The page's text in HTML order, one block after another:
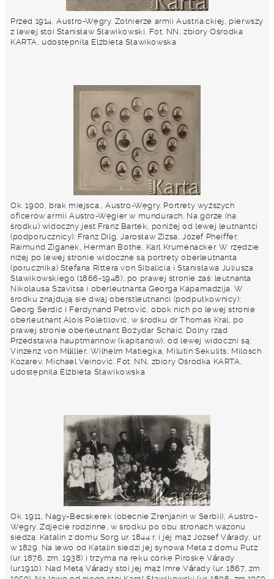
Przed 1914, Austro-Węgry. Żołnierze armii Austria.ckiej, pierwszy
z lewej stoi Stanisław Sławikowski. Fot. NN, zbiory Ośrodka
KARTA, udostępniła Elżbieta Sławikowska
Ok. 1900, brak miejsca., Austro-Węgry. Portrety wyższych
oficerów armii Austro-Węgier w mundurach. Na górze (na
środku) widoczny jest Franz Bartek, poniżej od lewej leutnantci
(podporucznicy): Franz Dilg, Jarosław Zizsa, Józef Pheiffer,
Raimund Ziganek, Herman Bothe, Karl Krumenacker. W rzędzie
niżej po lewej stronie widoczne są portrety oberleutnanta
(porucznika) Stefana Rittera von Sibalicia i Stanisława Juliusza
Sławikowskiego (1866-1948), po prawej stronie zaś: leutnanta
Nikolausa Szavitsa i oberleutnanta Georga Kapamadzija. W
środku znajdują się dwaj oberstleutnanci (podpułkownicy):
Georg Serdić i Ferdynand Petrović, obok nich po lewej stronie
oberleutnant Alois Poletilović, w środku dr Thomas Kral, po
prawej stronie oberleutnant Bożydar Schaić. Dolny rząd
Przedstawia hauptmannów (kapitanów), od lewej widoczni są:
Vinzenz von Mülller, Wilhelm Matiegka, Milutin Sekulits, Milosch
Kozarev, Michael Veinović. Fot. NN, zbiory Ośrodka KARTA,
udostępniła Elżbieta Sławikowska
Ok. 1911, Nagy-Becskerek (obecnie Zrenjanin w Serbii), Austro-
Węgry. Zdjęcie rodzinne, w środku po obu stronach wazonu
siedzą: Katalin z domu Sorg ur. 1844 r. i jej mąż Jozsef Várady, ur.
w 1829. Na lewo od Katalin siedzi jej synowa Meta z domu Putz
(ur. 1876, zm. 1938) i trzyma na ręku córkę Piroskę Várady
(ur.1910). Nad Metą Várady stoi jej mąż Imre Várady (ur. 1867, zm.